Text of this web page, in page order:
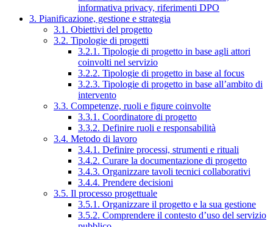
informativa privacy, riferimenti DPO
3. Pianificazione, gestione e strategia
3.1. Obiettivi del progetto
3.2. Tipologie di progetti
3.2.1. Tipologie di progetto in base agli attori
coinvolti nel servizio
3.2.2. Tipologie di progetto in base al focus
3.2.3. Tipologie di progetto in base all’ambito di
intervento
3.3. Competenze, ruoli e figure coinvolte
3.3.1. Coordinatore di progetto
3.3.2. Definire ruoli e responsabilità
3.4. Metodo di lavoro
3.4.1. Definire processi, strumenti e rituali
3.4.2. Curare la documentazione di progetto
3.4.3. Organizzare tavoli tecnici collaborativi
3.4.4. Prendere decisioni
3.5. Il processo progettuale
3.5.1. Organizzare il progetto e la sua gestione
3.5.2. Comprendere il contesto d’uso del servizio